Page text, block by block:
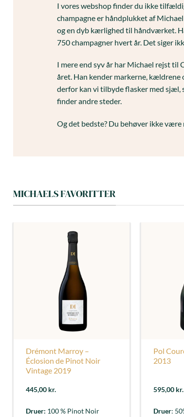
I vores webshop finder du ikke
champagne er håndplukket af
og en dyb kærlighed til håndværket.
750 champagner hvert år. Det siger
I mere end syv år har Michael rejst til
året. Han kender markerne, kældrene
derfor kan vi tilbyde flasker med sjæl,
finder andre steder.
Og det bedste? Du behøver ikke være
MICHAELS FAVORITTER
Drémont Marroy –
Éclosion de Pinot Noir
Vintage 2019
445,00 kr.
Druer: 100 % Pinot Noir
Pol
2013
595,00 kr.
Druer: